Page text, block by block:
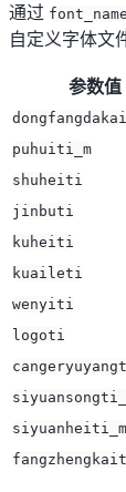
通过 font_name
自定义字体文
参数值
dongfangdakai
puhuiti_m
shuheiti
jinbuti
kuheiti
kuaileti
wenyiti
logoti
siyuanheiti_m